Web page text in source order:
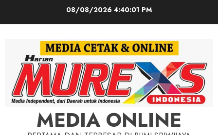
08/08/2026 4:40:03 PM
MEDIA ONLINE